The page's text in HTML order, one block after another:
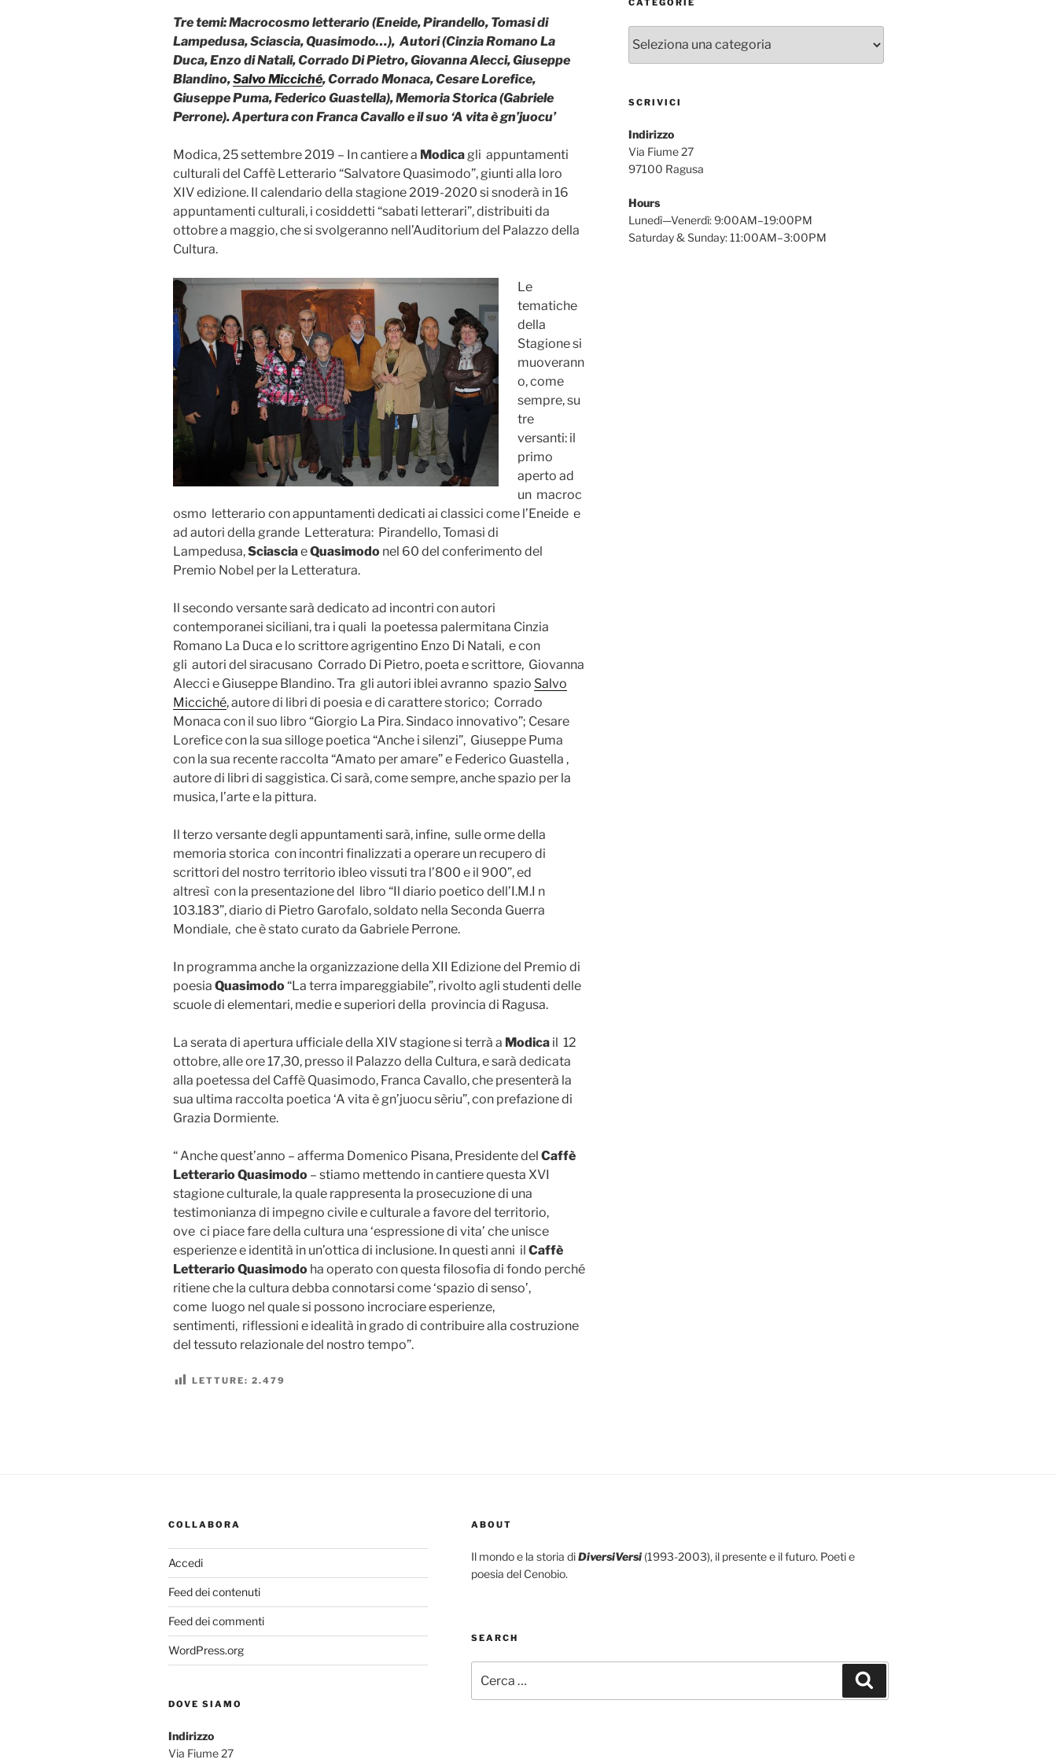
Tre temi: Macrocosmo letterario (Eneide, Pirandello, Tomasi di
Lampedusa, Sciascia, Quasimodo…), Autori (Cinzia Romano La
Duca, Enzo di Natali, Corrado Di Pietro, Giovanna Alecci, Giuseppe
Blandino,Salvo Micciché, Corrado Monaca, Cesare Lorefice,
Giuseppe Puma, Federico Guastella), Memoria Storica (Gabriele
Perrone). Apertura con Franca Cavallo e il suo ‘A vita è gn’juocu’
Modica, 25 settembre 2019 – In cantiere a Modica gli appuntamenti
culturali del Caffè Letterario “Salvatore Quasimodo”, giunti alla loro
XIV edizione. Il calendario della stagione 2019-2020 si snoderà in 16
appuntamenti culturali, i cosiddetti “sabati letterari”, distribuiti da
ottobre a maggio, che si svolgeranno nell’Auditorium del Palazzo della
Cultura.
Le
tematiche
della
Stagione si
muoverann
o, come
sempre, su
tre
versanti: il
primo
aperto ad
un macroc
osmo letterario con appuntamenti dedicati ai classici come l’Eneide e
ad autori della grande Letteratura: Pirandello, Tomasi di
Lampedusa,SciasciaeQuasimodo nel 60 del conferimento del
Premio Nobel per la Letteratura.
Il secondo versante sarà dedicato ad incontri con autori
contemporanei siciliani, tra i quali la poetessa palermitana Cinzia
Romano La Duca e lo scrittore agrigentino Enzo Di Natali, e con
gli autori del siracusano Corrado Di Pietro, poeta e scrittore, Giovanna
Alecci e Giuseppe Blandino. Tra gli autori iblei avranno spazio Salvo
Micciché, autore di libri di poesia e di carattere storico; Corrado
Monaca con il suo libro “Giorgio La Pira. Sindaco innovativo”; Cesare
Lorefice con la sua silloge poetica “Anche i silenzi”, Giuseppe Puma
con la sua recente raccolta “Amato per amare” e Federico Guastella ,
autore di libri di saggistica. Ci sarà, come sempre, anche spazio per la
musica, l’arte e la pittura.
Il terzo versante degli appuntamenti sarà, infine, sulle orme della
memoria storica con incontri finalizzati a operare un recupero di
scrittori del nostro territorio ibleo vissuti tra l’800 e il 900”, ed
altresì con la presentazione del libro “Il diario poetico dell’I.M.I n
103.183”, diario di Pietro Garofalo, soldato nella Seconda Guerra
Mondiale, che è stato curato da Gabriele Perrone.
In programma anche la organizzazione della XII Edizione del Premio di
poesia Quasimodo“La terra impareggiabile”, rivolto agli studenti delle
scuole di elementari, medie e superiori della provincia di Ragusa.
La serata di apertura ufficiale della XIV stagione si terrà a Modica il 12
ottobre, alle ore 17,30, presso il Palazzo della Cultura, e sarà dedicata
alla poetessa del Caffè Quasimodo, Franca Cavallo, che presenterà la
sua ultima raccolta poetica ‘A vita è gn’juocu sèriu”, con prefazione di
Grazia Dormiente.
“ Anche quest’anno – afferma Domenico Pisana, Presidente del Caffè
Letterario Quasimodo – stiamo mettendo in cantiere questa XVI
stagione culturale, la quale rappresenta la prosecuzione di una
testimonianza di impegno civile e culturale a favore del territorio,
ove ci piace fare della cultura una ‘espressione di vita’ che unisce
esperienze e identità in un’ottica di inclusione. In questi anni il Caffè
Letterario Quasimodo ha operato con questa filosofia di fondo perché
ritiene che la cultura debba connotarsi come ‘spazio di senso’,
come luogo nel quale si possono incrociare esperienze,
sentimenti, riflessioni e idealità in grado di contribuire alla costruzione
del tessuto relazionale del nostro tempo”.
LETTURE: 2.479
SCRIVICI
Indirizzo
Via Fiume 27
97100 Ragusa
Hours
Lunedì—Venerdì: 9:00AM–19:00PM
Saturday & Sunday: 11:00AM–3:00PM
COLLABORA
Accedi
Feed dei contenuti
Feed dei commenti
WordPress.org
DOVE SIAMO
Indirizzo
Via Fiume 27
ABOUT
Il mondo e la storia diDiversiVersi (1993-2003), il presente e il futuro. Poeti e
poesia del Cenobio.
SEARCH